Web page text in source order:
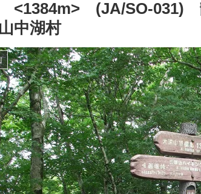
<1384m> (JA/SO-031)
中湖村